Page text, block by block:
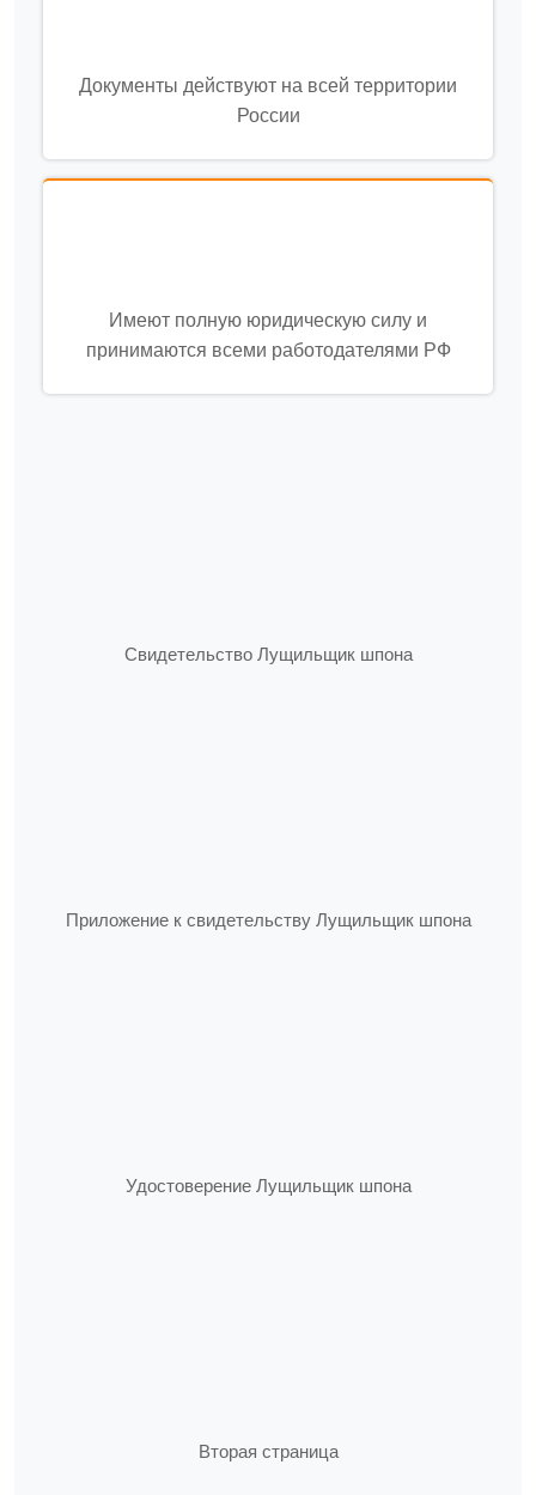
Документы действуют на всей территории
России
Имеют полную юридическую силу и
принимаются всеми работодателями РФ
Свидетельство Лущильщик шпона
Приложение к свидетельству Лущильщик шпона
Удостоверение Лущильщик шпона
Вторая страница